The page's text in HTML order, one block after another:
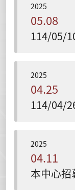
2025
05.08
2025
04.25
2025
04.11